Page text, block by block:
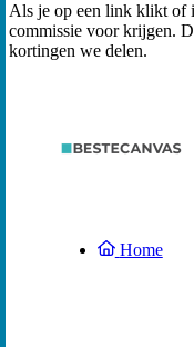
Als je op een link klikt of
commissie voor krijgen.
kortingen we delen.
Home